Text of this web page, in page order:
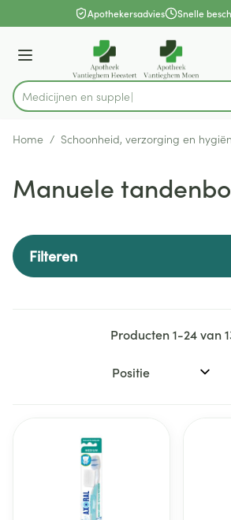
Ga naar de inhoudApothekersadvies Snelle
Menu
Product, merk, categorie...
Me
Home / Schoonheid, verzorging en
Manuele
Filteren
Producten1-24van
Sorteer op: